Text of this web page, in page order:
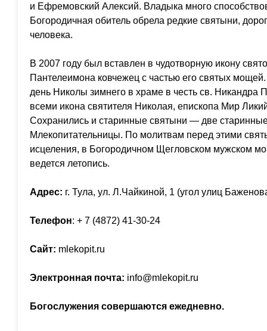
и Ефремовский Алексий. Владыка много
Богородичная обитель обрела редкие святыни,
человека.
В 2007 году был вставлен в чудотворную икону
Пантелеимона ковчежец с частью его святых
день Николы зимнего в храме в честь св. Никандра
всеми икона святителя Николая, епископа Мир
Сохранились и старинные святыни — две
Млекопитательницы. По молитвам перед этими
исцеления, в Богородичном Щегловском мужском
ведется летопись.
Адрес: г. Тула, ул. Л.Чайкиной, 1 (угол улиц
Телефон: + 7 (4872) 41-30-24
Сайт: mlekopit.ru
Электронная почта: info@mlekopit.ru
Богослужения совершаются ежедневно.